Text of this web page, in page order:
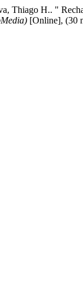
Thiago H.. "
[Online], (30